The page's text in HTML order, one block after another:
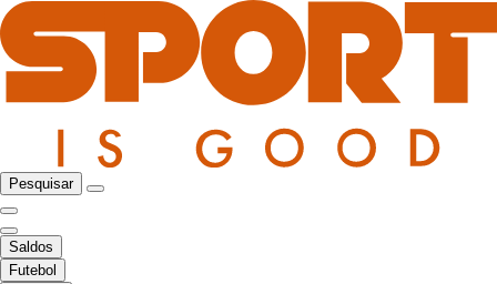
Pesquisar
Saldos
Futebol